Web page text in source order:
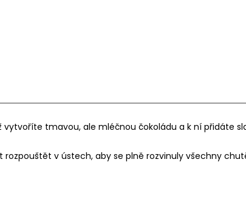
tmavou, ale mléčnou čokoládu a k ní přidáte
v ústech, aby se plně rozvinuly všechny